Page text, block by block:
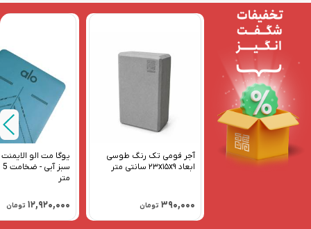
آجر فومی تک رنگ طوسی
ابعاد ۲۳x۱۵x۹ سانتی متر
۳۹۰,۰۰۰ تومان
یوگا مت الو
متر
۱۲,۹۲۰,۰۰۰ تومان